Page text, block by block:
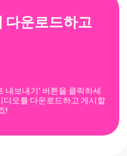
운로드하고
내보내기' 버튼을 클릭하세
오를 다운로드하고 게시할
!